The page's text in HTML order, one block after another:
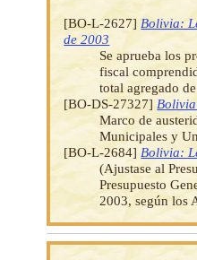
[BO-L-2627] Bolivia:
de 2003
Se aprueba los
fiscal
total agregado
[BO-DS-27327]
Marco de
Municipales y
[BO-L-2684] Bolivia:
(Ajustase al
Presupuesto
2003, según los